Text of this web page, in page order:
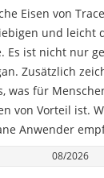
Eisen von
und leicht
Es ist nicht nur
Zusätzlich
was für
von Vorteil ist.
Anwender
08/2026